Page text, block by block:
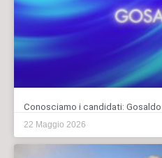
Conosciamo i candidati: Gosaldo
22 Maggio 2026